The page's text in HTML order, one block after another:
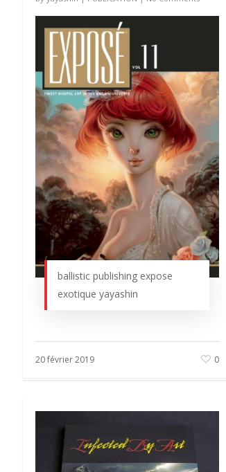
ballistic publishing expose
exotique yayashin
20 février 2019 0